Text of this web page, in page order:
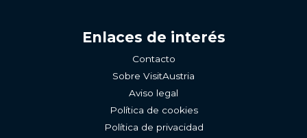
Enlaces de interés
Contacto
Sobre VisitAustria
Aviso legal
Política de cookies
Política de privacidad